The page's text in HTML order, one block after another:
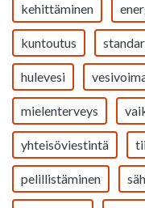
kehittäminen
kuntoutus
hulevesi
mielenterveys
yhteisöviestintä
pelillistäminen